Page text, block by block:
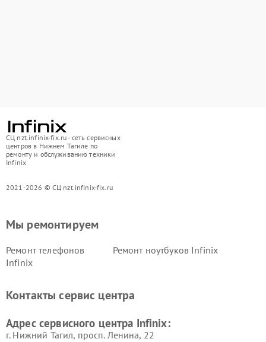
СЦ nzt.infinix-fix.ru - сеть сервисных
центров в Нижнем Тагиле по
ремонту и обслуживанию техники
Infinix
2021-2026 © СЦ nzt.infinix-fix.ru
Мы ремонтируем
Ремонт телефонов
Infinix
Ремонт ноутбуков Infinix
Контакты сервис центра
Адрес сервисного центра Infinix:
г. Нижний Тагил, просп. Ленина, 22